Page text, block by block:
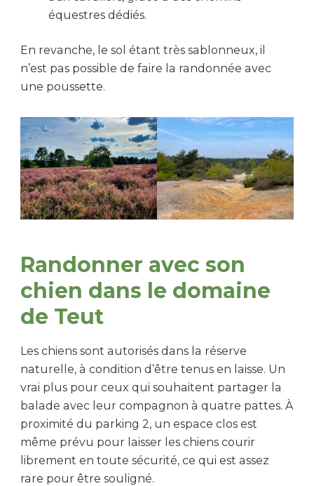
équestres dédiés.
En revanche, le sol étant très sablonneux, il
n’est pas possible de faire la randonnée avec
une poussette.
Randonner avec son
chien dans le domaine
de Teut
Les chiens sont autorisés dans la réserve
naturelle, à condition d’être tenus en laisse. Un
vrai plus pour ceux qui souhaitent partager la
balade avec leur compagnon à quatre pattes. À
proximité du parking 2, un espace clos est
même prévu pour laisser les chiens courir
librement en toute sécurité, ce qui est assez
rare pour être souligné.